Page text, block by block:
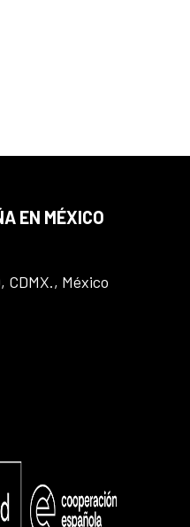
EN MÉXICO
México